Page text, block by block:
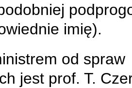
imię).
od spraw
jest prof. T.